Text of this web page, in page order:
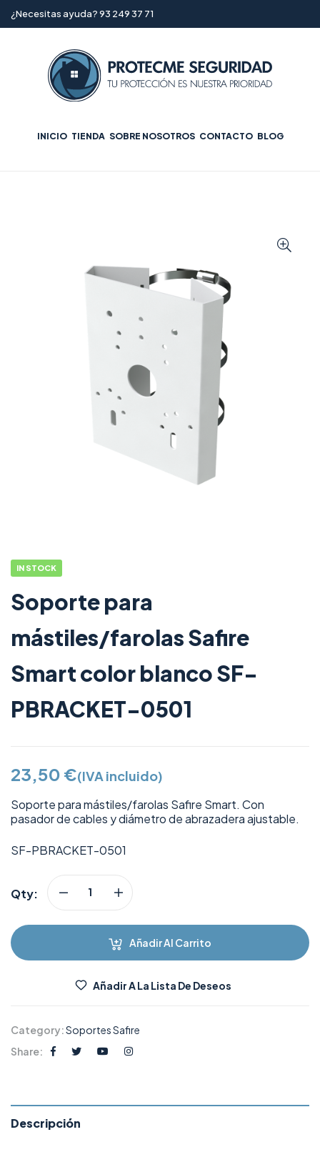
¿Necesitas ayuda? 93 249 37 71
INICIO TIENDA SOBRE NOSOTROS CONTACTO BLOG
IN STOCK
Soporte para
mástiles/farolas Safire
Smart color blanco SF-
PBRACKET-0501
23,50 €(IVA incluido)
Soporte para mástiles/farolas Safire Smart. Con
pasador de cables y diámetro de abrazadera ajustable.
SF-PBRACKET-0501
Qty:
Añadir Al Carrito
Añadir A La Lista De Deseos
Category:Soportes Safire
Share:
Descripción